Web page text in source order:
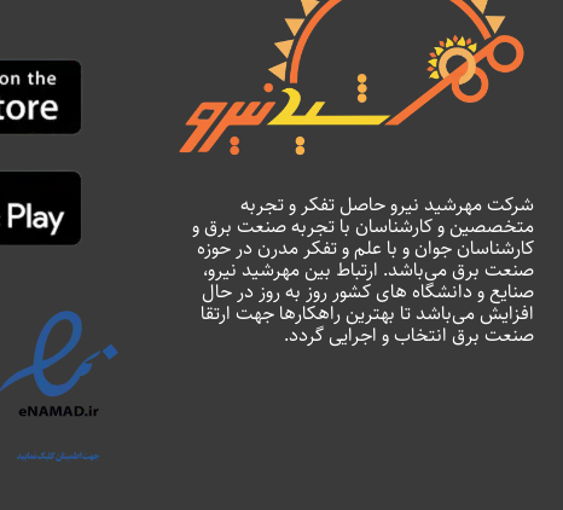
شرکت مهرشید نیرو حاصل تفکر و تجربه
متخصصین و کارشناسان با تجربه صنعت برق و
کارشناسان جوان و با علم و تفکر مدرن در حوزه
صنعت برق می‌باشد. ارتباط بین مهرشید نیرو،
صنایع و دانشگاه های کشور روز به روز در حال
افزایش می‌باشد تا بهترین راهکارها جهت ارتقا
صنعت برق انتخاب و اجرایی گردد.